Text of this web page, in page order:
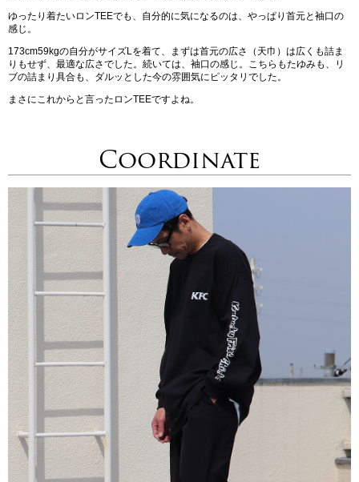
ゆったり着たいロンTEEでも、自分的に気になるのは、やっぱり首元と袖口の
感じ。
173cm59kgの自分がサイズLを着て、まずは首元の広さ（天巾）は広くも詰ま
りもせず、最適な広さでした。続いては、袖口の感じ。こちらもたゆみも、リ
ブの詰まり具合も、ダルッとした今の雰囲気にピッタリでした。
まさにこれからと言ったロンTEEですよね。
Coordinate